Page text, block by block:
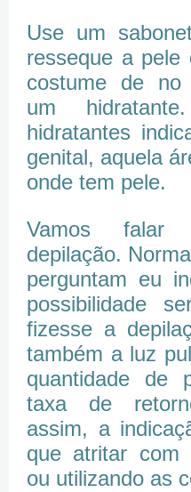
Use um
resseque a
costume de no
um
hidratantes
genital, aquela
onde tem pele.
Vamos
depilação.
perguntam eu
possibilidade
fizesse a
também a luz
quantidade de
taxa de
assim, a
que atritar com
ou utilizando as